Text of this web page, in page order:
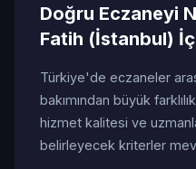
Doğru Eczaneyi
Fatih (İstanbul)
Türkiye'de eczaneler
bakımından büyük
hizmet kalitesi ve
belirleyecek kriterler